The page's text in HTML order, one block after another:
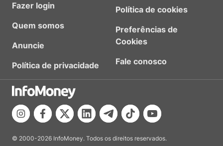
Fazer login
Quem somos
Anuncie
Política de privacidade
Política de cookies
Preferências de
Cookies
Fale conosco
© 2000-2026 InfoMoney. Todos os direitos reservados.